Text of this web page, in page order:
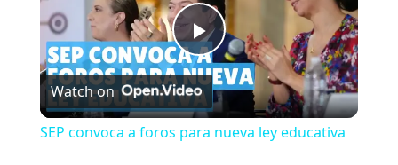
Play
Video
Watch on
SEP convoca a foros para nueva ley educativa